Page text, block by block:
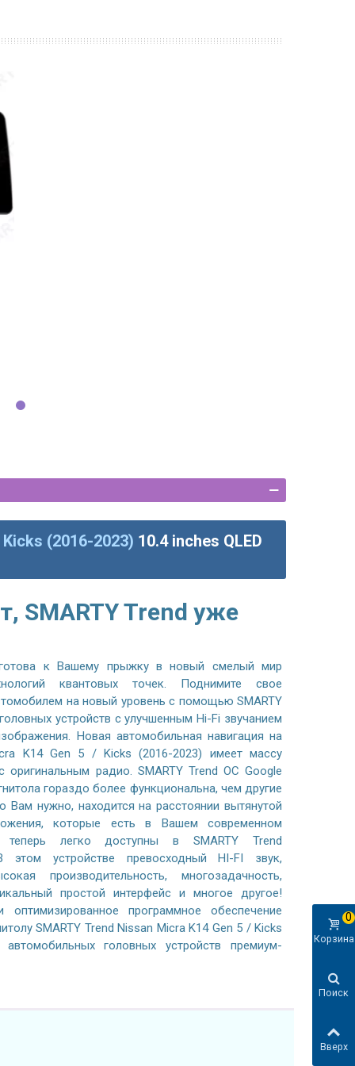
(2016-2023) 10.4 inches QLED
SMARTY Trend уже
к Вашему прыжку в новый смелый мир
квантовых точек. Поднимите свое
на новый уровень с помощью SMARTY
устройств с улучшенным Hi-Fi звучанием
Новая автомобильная навигация на
K14 Gen 5 / Kicks (2016-2023) имеет массу
радио. SMARTY Trend ОС Google
гораздо более функциональна, чем другие
Вам нужно, находится на расстоянии вытянутой
которые есть в Вашем современном
теперь легко доступны в SMARTY Trend
этом устройстве превосходный HI-FI звук,
производительность, многозадачность,
простой интерфейс и многое другое!
программное обеспечение
SMARTY Trend Nissan Micra K14 Gen 5 / Kicks
головных устройств премиум-
Корзина
0
Поиск
Вверх